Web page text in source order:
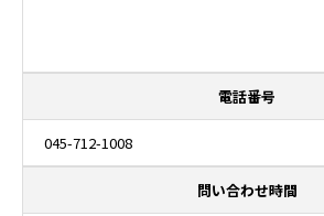
電話番号
045-712-1008
問い合わせ時間